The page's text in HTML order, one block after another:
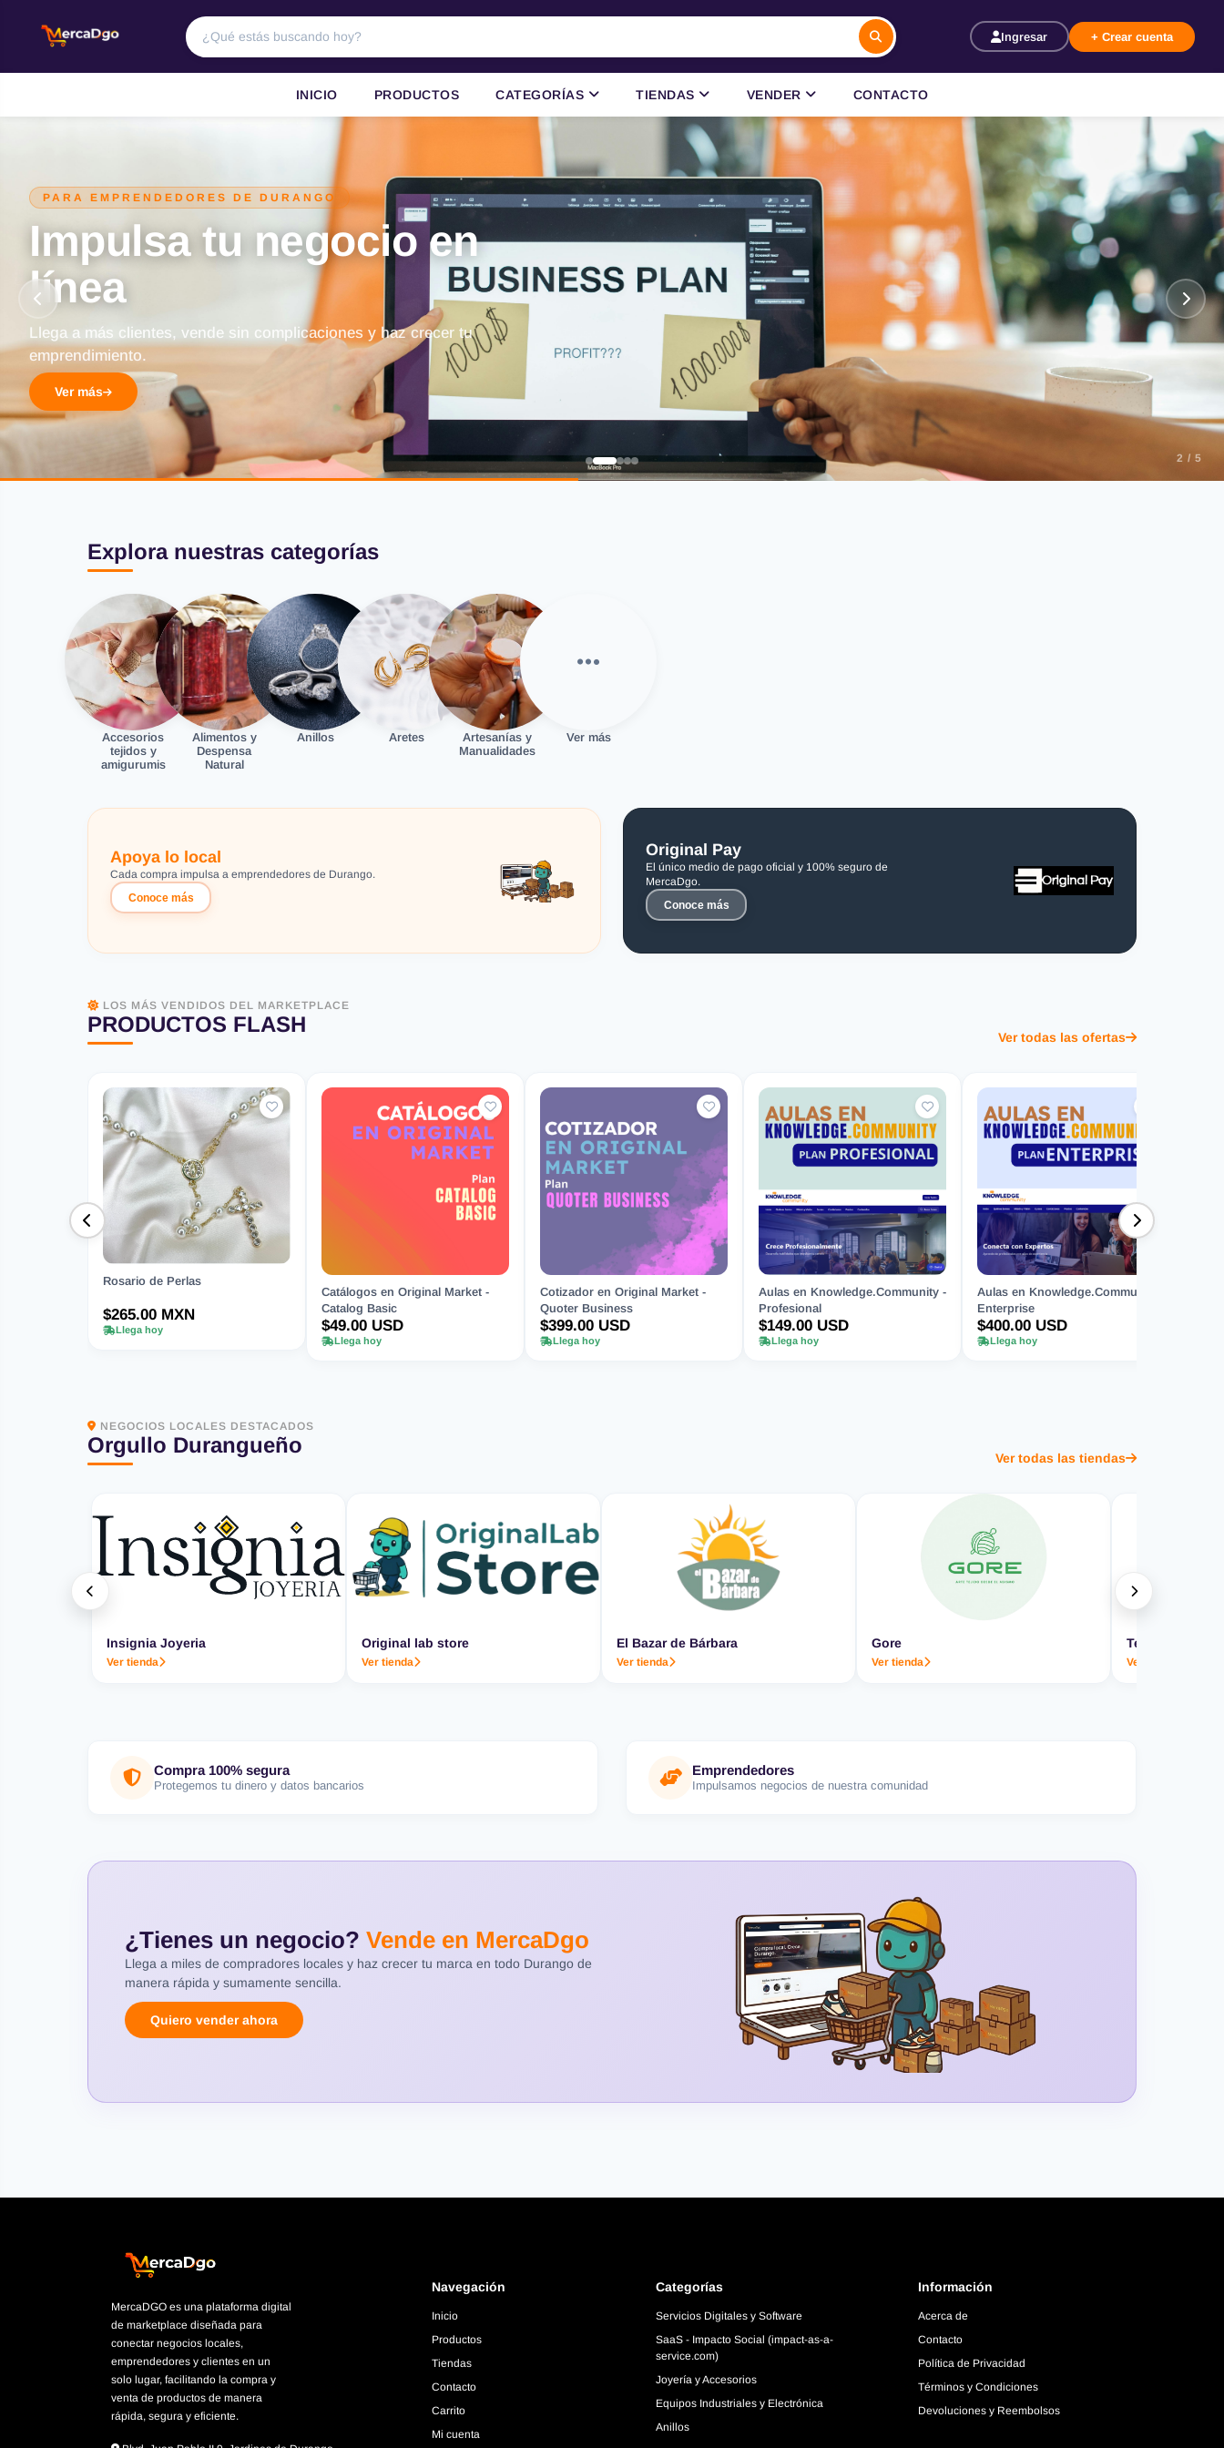
Ingresar + Crear cuenta
INICIO PRODUCTOS CATEGORÍAS TIENDAS VENDER CONTACTO
PARA EMPRENDEDORES DE DURANGO
Impulsa tu negocio en
línea
Llega a más clientes, vende sin complicaciones y haz crecer tu
emprendimiento.
Ver más
2 / 5
Explora nuestras categorías
Accesorios
tejidos y
amigurumis
Alimentos y
Despensa
Natural
Anillos Aretes
Artesanías y
Manualidades
Ver más
Apoya lo local
Cada compra impulsa a emprendedores de Durango.
Conoce más
Original Pay
El único medio de pago oficial y 100% seguro de
MercaDgo.
Conoce más
LOS MÁS VENDIDOS DEL MARKETPLACE
PRODUCTOS FLASH
Ver todas las ofertas
Rosario de Perlas
$265.00 MXN
Llega hoy
Catálogos en Original Market -
Catalog Basic
$49.00 USD
Llega hoy
Cotizador en Original Market -
Quoter Business
$399.00 USD
Llega hoy
Aulas en Knowledge.Community -
Profesional
$149.00 USD
Llega hoy
Aulas en Knowledge.Community -
Enterprise
$400.00 USD
Llega hoy
NEGOCIOS LOCALES DESTACADOS
Orgullo Durangueño
Ver todas las tiendas
Insignia Joyeria
Ver tienda
Original lab store
Ver tienda
El Bazar de Bárbara
Ver tienda
Gore
Ver tienda
Termo & Co.
Ver tienda
Compra 100% segura
Protegemos tu dinero y datos bancarios
Emprendedores
Impulsamos negocios de nuestra comunidad
¿Tienes un negocio? Vende en MercaDgo
Llega a miles de compradores locales y haz crecer tu marca en todo Durango de
manera rápida y sumamente sencilla.
Quiero vender ahora
MercaDGO es una plataforma digital
de marketplace diseñada para
conectar negocios locales,
emprendedores y clientes en un
solo lugar, facilitando la compra y
venta de productos de manera
rápida, segura y eficiente.
Navegación
Inicio
Productos
Tiendas
Contacto
Carrito
Mi cuenta
Categorías
Servicios Digitales y Software
SaaS - Impacto Social (impact-as-a-
service.com)
Joyería y Accesorios
Equipos Industriales y Electrónica
Anillos
Información
Acerca de
Contacto
Política de Privacidad
Términos y Condiciones
Devoluciones y Reembolsos